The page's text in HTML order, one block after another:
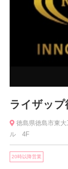
ライザップ
徳島県徳島市東
ル 4F
20時以降営業